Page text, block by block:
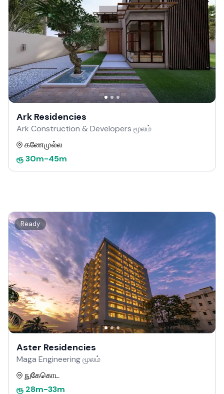
Ark Residencies
Ark Construction & Developers மூலம்
கணேமுல்ல
ரூ30m-45m
Ready
Aster Residencies
Maga Engineering மூலம்
நுகேகொட
ரூ 28m-33m